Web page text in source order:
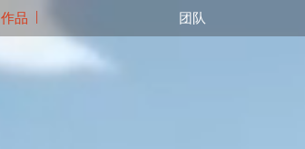
作品 团队